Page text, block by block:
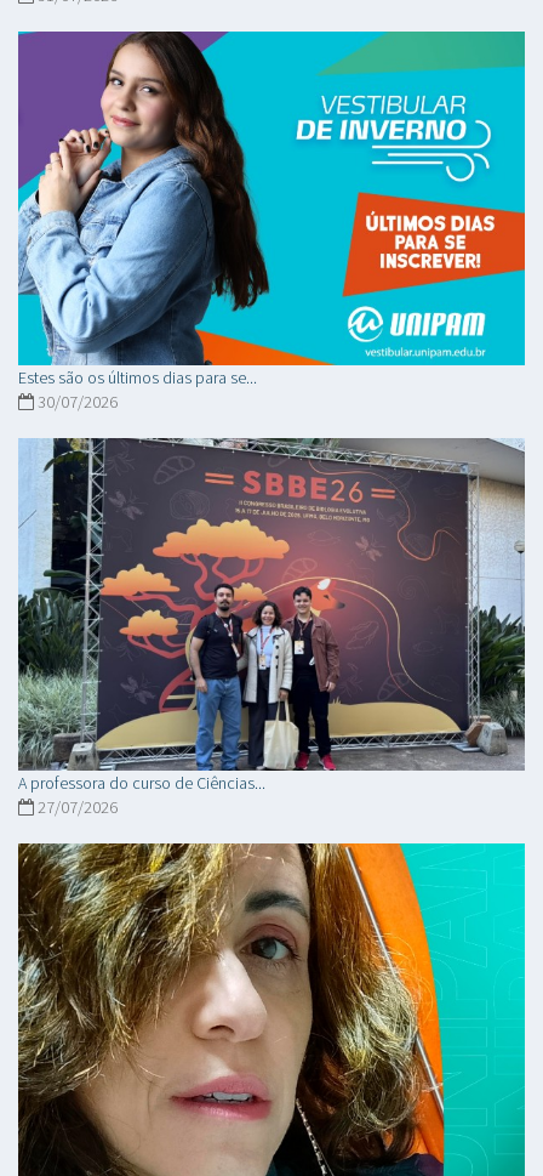
Estes são os últimos dias para se...
30/07/2026
A professora do curso de Ciências...
27/07/2026